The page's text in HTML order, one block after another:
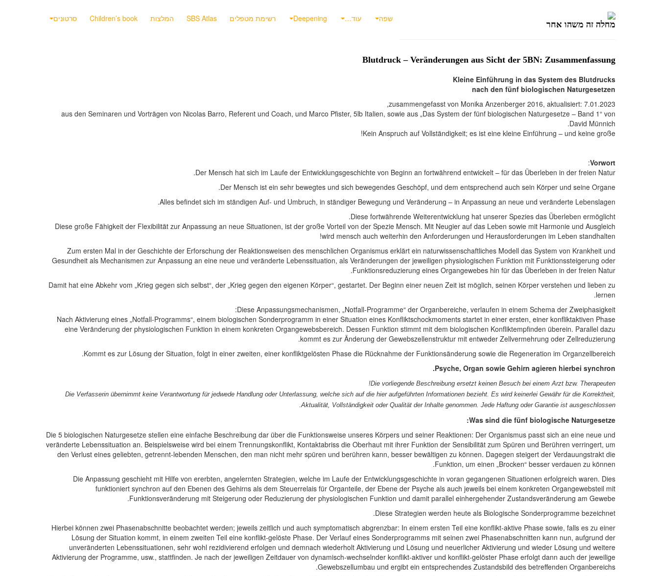
סרטונים Children’s book המלצות SBS Atlas רשימת מטפלים Deepening עוד… שפה
מחלה זה משהו אחר
Blutdruck – Veränderungen aus Sicht der 5BN: Zusammenfassung
Kleine Einführung in das System des Blutdrucks
nach den fünf biologischen Naturgesetzen
zusammengefasst von Monika Anzenberger 2016, aktualisiert: 7.01.2023,
aus den Seminaren und Vorträgen von Nicolas Barro, Referent und Coach, und Marco Pfister, 5lb Italien, sowie aus „Das System der fünf biologischen Naturgesetze – Band 1“ von
David Münnich.
Kein Anspruch auf Vollständigkeit; es ist eine kleine Einführung – und keine große!
Vorwort
:
Der Mensch hat sich im Laufe der Entwicklungsgeschichte von Beginn an fortwährend entwickelt – für das Überleben in der freien Natur.
Der Mensch ist ein sehr bewegtes und sich bewegendes Geschöpf, und dem entsprechend auch sein Körper und seine Organe.
Alles befindet sich im ständigen Auf- und Umbruch, in ständiger Bewegung und Veränderung – in Anpassung an neue und veränderte Lebenslagen.
Diese fortwährende Weiterentwicklung hat unserer Spezies das Überleben ermöglicht.
Diese große Fähigkeit der Flexibilität zur Anpassung an neue Situationen, ist der große Vorteil von der Spezie Mensch. Mit Neugier auf das Leben sowie mit Harmonie und Ausgleich
wird mensch auch weiterhin den Anforderungen und Herausforderungen im Leben standhalten!
Zum ersten Mal in der Geschichte der Erforschung der Reaktionsweisen des menschlichen Organismus erklärt ein naturwissenschaftliches Modell das System von Krankheit und
Gesundheit als Mechanismen zur Anpassung an eine neue und veränderte Lebenssituation, als Veränderungen der jeweiligen physiologischen Funktion mit Funktionssteigerung oder
Funktionsreduzierung eines Organgewebes hin für das Überleben in der freien Natur.
Damit hat eine Abkehr vom „Krieg gegen sich selbst“, der „Krieg gegen den eigenen Körper“, gestartet. Der Beginn einer neuen Zeit ist möglich, seinen Körper verstehen und lieben zu
lernen.
Diese Anpassungsmechanismen, „Notfall-Programme“ der Organbereiche, verlaufen in einem Schema der Zweiphasigkeit:
Nach Aktivierung eines „Notfall-Programms“, einem biologischen Sonderprogramm in einer Situation eines Konfliktschockmoments startet in einer ersten, einer konfliktaktiven Phase
eine Veränderung der physiologischen Funktion in einem konkreten Organgewebsbereich. Dessen Funktion stimmt mit dem biologischen Konfliktempfinden überein. Parallel dazu
kommt es zur Änderung der Gewebszellenstruktur mit entweder Zellvermehrung oder Zellreduzierung.
Kommt es zur Lösung der Situation, folgt in einer zweiten, einer konfliktgelösten Phase die Rücknahme der Funktionsänderung sowie die Regeneration im Organzellbereich.
Psyche, Organ sowie Gehirn agieren hierbei synchron.
Die vorliegende Beschreibung ersetzt keinen Besuch bei einem Arzt bzw. Therapeuten!
Die Verfasserin übernimmt keine Verantwortung für jedwede Handlung oder Unterlassung, welche sich auf die hier aufgeführten Informationen bezieht. Es wird keinerlei Gewähr für die Korrektheit,
Aktualität, Vollständigkeit oder Qualität der Inhalte genommen. Jede Haftung oder Garantie ist ausgeschlossen.
Was sind die fünf biologische Naturgesetze:
Die 5 biologischen Naturgesetze stellen eine einfache Beschreibung dar über die Funktionsweise unseres Körpers und seiner Reaktionen: Der Organismus passt sich an eine neue und
veränderte Lebenssituation an. Beispielsweise wird bei einem Trennungskonflikt, Kontaktabriss die Oberhaut mit ihrer Funktion der Sensibilität zum Spüren und Berühren verringert, um
den Verlust eines geliebten, getrennt-lebenden Menschen, den man nicht mehr spüren und berühren kann, besser bewältigen zu können. Dagegen steigert der Verdauungstrakt die
Funktion, um einen „Brocken“ besser verdauen zu können.
Die Anpassung geschieht mit Hilfe von ererbten, angelernten Strategien, welche im Laufe der Entwicklungsgeschichte in voran gegangenen Situationen erfolgreich waren. Dies
funktioniert synchron auf den Ebenen des Gehirns als dem Steuerrelais für Organteile, der Ebene der Psyche als auch jeweils bei einem konkreten Organgewebsteil mit
Funktionsveränderung mit Steigerung oder Reduzierung der physiologischen Funktion und damit parallel einhergehender Zustandsveränderung am Gewebe.
Diese Strategien werden heute als Biologische Sonderprogramme bezeichnet.
Hierbei können zwei Phasenabschnitte beobachtet werden; jeweils zeitlich und auch symptomatisch abgrenzbar: In einem ersten Teil eine konflikt-aktive Phase sowie, falls es zu einer
Lösung der Situation kommt, in einem zweiten Teil eine konflikt-gelöste Phase. Der Verlauf eines Sonderprogramms mit seinen zwei Phasenabschnitten kann nun, aufgrund der
unveränderten Lebenssituationen, sehr wohl rezidivierend erfolgen und demnach wiederholt Aktivierung und Lösung und neuerlicher Aktivierung und wieder Lösung und weitere
Aktivierung der Programme, usw., stattfinden. Je nach der jeweiligen Zeitdauer von dynamisch-wechselnder konflikt-aktiver und konflikt-gelöster Phase erfolgt dann auch der jeweilige
Gewebszellumbau und ergibt ein entsprechendes Zustandsbild des betreffenden Organbereichs.